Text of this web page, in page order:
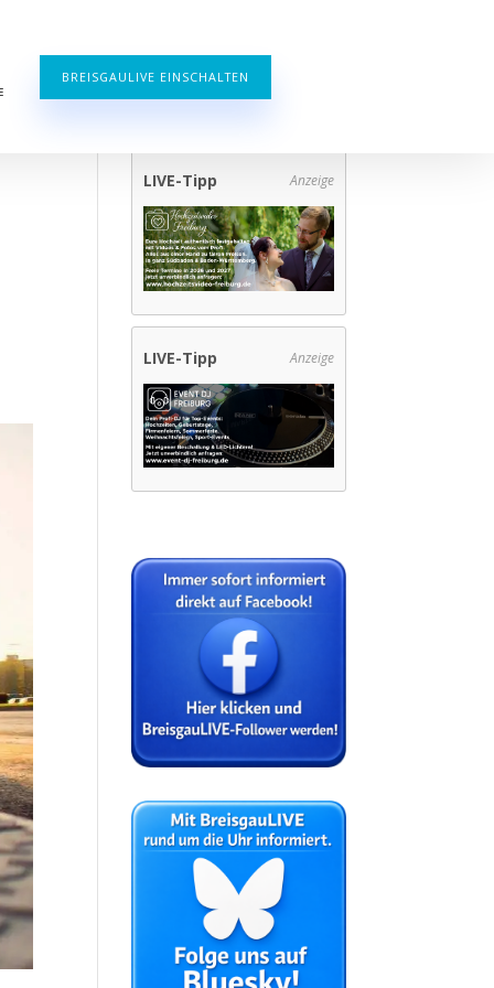
BREISGAULIVE EINSCHALTEN
LIVE-Tipp Anzeige
LIVE-Tipp Anzeige